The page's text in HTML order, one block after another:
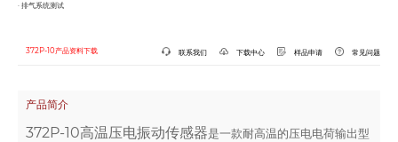
· 排气系统测试
372P-10产品资料下载 联系我们 下载中心 样品申请 常见问题
产品简介
372P-10高温压电振动传感器是一款耐高温的压电电荷输出型